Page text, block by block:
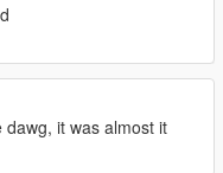
it was almost it